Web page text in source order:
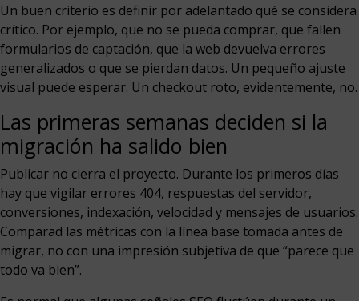
Un buen criterio es definir por adelantado qué se considera
crítico. Por ejemplo, que no se pueda comprar, que fallen
formularios de captación, que la web devuelva errores
generalizados o que se pierdan datos. Un pequeño ajuste
visual puede esperar. Un checkout roto, evidentemente, no.
Las primeras semanas deciden si la
migración ha salido bien
Publicar no cierra el proyecto. Durante los primeros días
hay que vigilar errores 404, respuestas del servidor,
conversiones, indexación, velocidad y mensajes de usuarios.
Comparad las métricas con la línea base tomada antes de
migrar, no con una impresión subjetiva de que “parece que
todo va bien”.